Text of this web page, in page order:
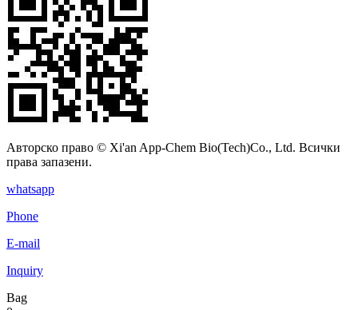
Авторско право © Xi'an App-Chem Bio(Tech)Co., Ltd. Всички
права запазени.
whatsapp
Phone
E-mail
Inquiry
Bag